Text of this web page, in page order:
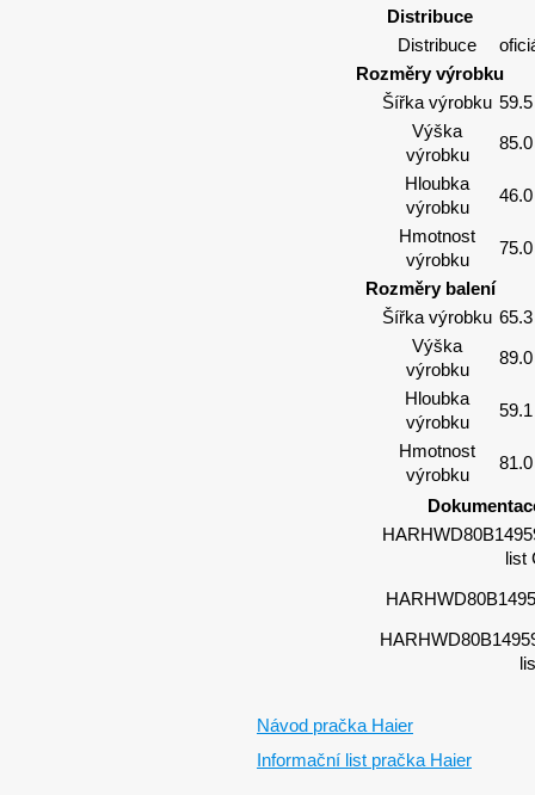
Distribuce
Distribuce
Rozměry výrobku
Šířka výrobku
Výška
výrobku
Hloubka
výrobku
Hmotnost
výrobku
Rozměry balení
Šířka výrobku
Výška
výrobku
Hloubka
výrobku
Hmotnost
výrobku
list
Návod pračka Haier
Informační list pračka Haier